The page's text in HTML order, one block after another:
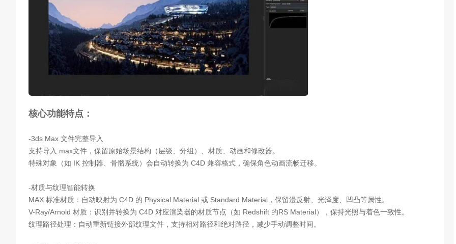
核心功能特点：
-3ds Max 文件完整导入
支持导入.max文件，保留原始场景结构（层级、分组）、材质、动画和修改器。
特殊对象（如 IK 控制器、骨骼系统）会自动转换为 C4D 兼容格式，确保角色动画流畅迁移。
-材质与纹理智能转换
MAX 标准材质：自动映射为 C4D 的 Physical Material 或 Standard Material，保留漫反射、光泽度、凹凸等属性。
V-Ray/Arnold 材质：识别并转换为 C4D 对应渲染器的材质节点（如 Redshift 的RS Material），保持光照与着色一致性。
纹理路径处理：自动重新链接外部纹理文件，支持相对路径和绝对路径，减少手动调整时间。